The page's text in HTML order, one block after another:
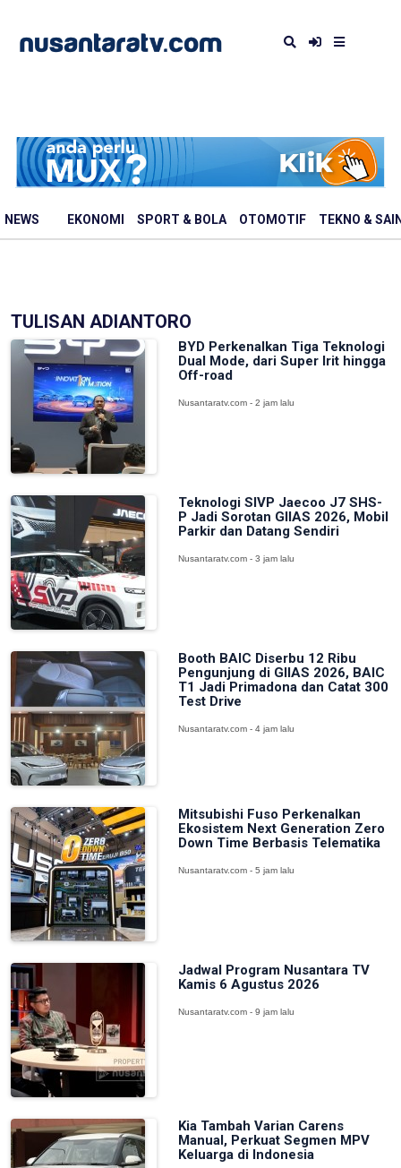
NEWS EKONOMI SPORT & BOLA OTOMOTIF TEKNO &
TULISAN ADIANTORO
BYD Perkenalkan Tiga Teknologi
Dual Mode, dari Super Irit hingga
Off-road
Nusantaratv.com - 2 jam lalu
Teknologi SIVP Jaecoo J7 SHS-
P Jadi Sorotan GIIAS 2026, Mobil
Parkir dan Datang Sendiri
Nusantaratv.com - 3 jam lalu
Booth BAIC Diserbu 12 Ribu
Pengunjung di GIIAS 2026, BAIC
T1 Jadi Primadona dan Catat 300
Test Drive
Nusantaratv.com - 4 jam lalu
Mitsubishi Fuso Perkenalkan
Ekosistem Next Generation Zero
Down Time Berbasis Telematika
Nusantaratv.com - 5 jam lalu
Jadwal Program Nusantara TV
Kamis 6 Agustus 2026
Nusantaratv.com - 9 jam lalu
Kia Tambah Varian Carens
Manual, Perkuat Segmen MPV
Keluarga di Indonesia